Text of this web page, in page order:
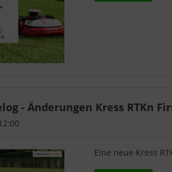
- Änderungen Kress RTKn
Eine neue Kress